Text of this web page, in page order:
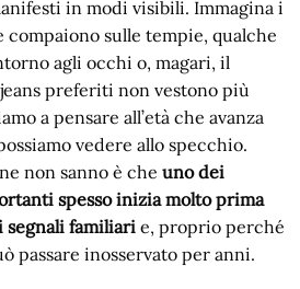
in modi visibili. Immagina i
sulle tempie, qualche
agli occhi o, magari, il
preferiti non vestono più
a pensare all’età che avanza
vedere allo specchio.
non sanno è cheuno dei
spesso inizia molto prima
segnali familiari e, proprio perché
passare inosservato per anni.